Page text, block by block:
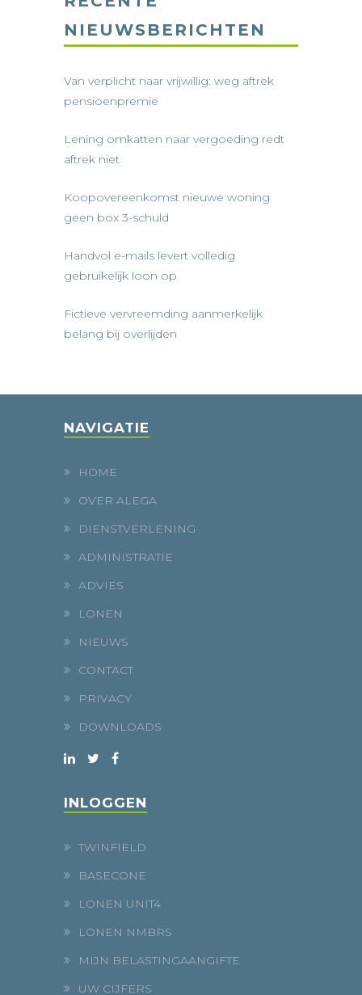
NIEUWSBERICHTEN
Van verplicht naar vrijwillig: weg aftrek
pensioenpremie
Lening omkatten naar vergoeding redt
aftrek niet
Koopovereenkomst nieuwe woning
geen box 3-schuld
Handvol e-mails levert volledig
gebruikelijk loon op
Fictieve vervreemding aanmerkelijk
belang bij overlijden
NAVIGATIE
HOME
OVER ALEGA
DIENSTVERLENING
ADMINISTRATIE
ADVIES
LONEN
NIEUWS
CONTACT
PRIVACY
DOWNLOADS
INLOGGEN
TWINFIELD
BASECONE
LONEN UNIT4
LONEN NMBRS
MIJN BELASTINGAANGIFTE
UW CIJFERS